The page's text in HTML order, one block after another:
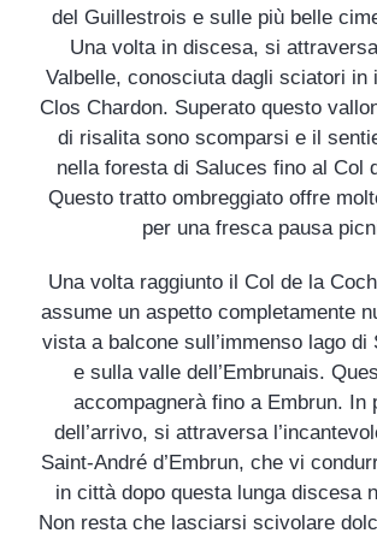
del Guillestrois e sulle più belle
Una volta in discesa, si
Valbelle, conosciuta dagli sciatori in
Clos Chardon. Superato questo
di risalita sono scomparsi e il
nella foresta di Saluces fino al Col
Questo tratto ombreggiato offre
per una fresca pausa
Una volta raggiunto il Col de la
assume un aspetto completamente
vista a balcone sull’immenso lago di
e sulla valle dell’Embrunais.
accompagnerà fino a Embrun. In
dell’arrivo, si attraversa
Saint-André d’Embrun, che vi
in città dopo questa lunga discesa
Non resta che lasciarsi scivolare